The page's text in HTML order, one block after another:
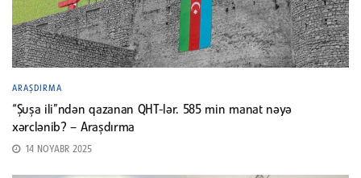
ARAŞDIRMA
“Şuşa ili”ndən qazanan QHT-lər. 585 min manat nəyə
xərclənib? – Araşdırma
14 NOYABR 2025